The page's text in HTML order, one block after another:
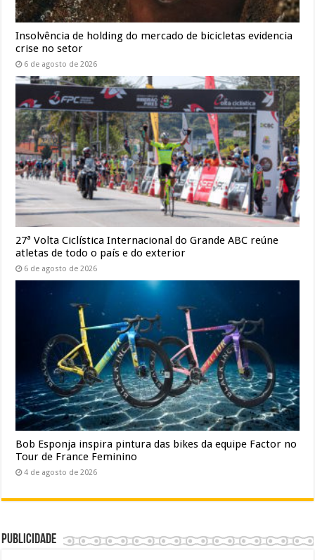
Insolvência de holding do mercado de bicicletas evidencia
crise no setor
6 de agosto de 2026
27ª Volta Ciclística Internacional do Grande ABC reúne
atletas de todo o país e do exterior
6 de agosto de 2026
Bob Esponja inspira pintura das bikes da equipe Factor no
Tour de France Feminino
4 de agosto de 2026
Publicidade